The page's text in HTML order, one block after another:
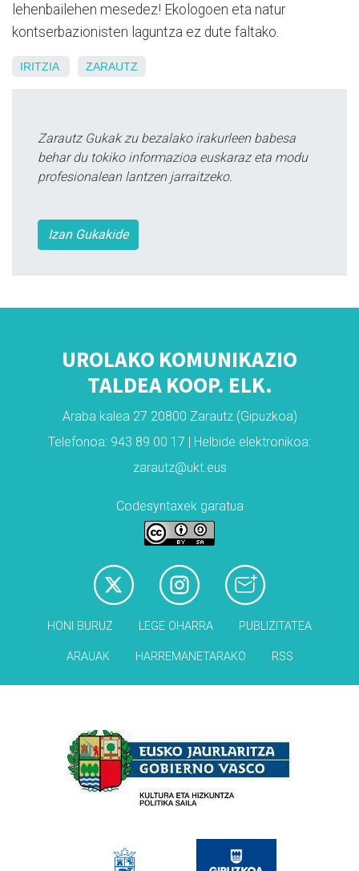
lehenbailehen mesedez! Ekologoen eta natur
kontserbazionisten laguntza ez dute faltako.
IRITZIA ZARAUTZ
Zarautz Gukak zu bezalako irakurleen babesa
behar du tokiko informazioa euskaraz eta modu
profesionalean lantzen jarraitzeko.
Izan Gukakide
UROLAKO KOMUNIKAZIO
TALDEA KOOP. ELK.
Araba kalea 27 20800 Zarautz (Gipuzkoa)
Telefonoa: 943 89 00 17 | Helbide elektronikoa:
zarautz@ukt.eus
Codesyntaxek garatua
HONI BURUZ LEGE OHARRA PUBLIZITATEA
ARAUAK HARREMANETARAKO RSS